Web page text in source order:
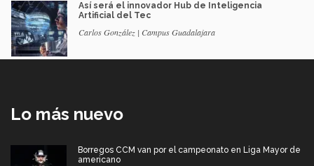
Así será el innovador Hub de Inteligencia
Artificial del Tec
Carlos González | Campus Guadalajara
Lo más nuevo
Borregos CCM van por el campeonato en Liga Mayor de
americano